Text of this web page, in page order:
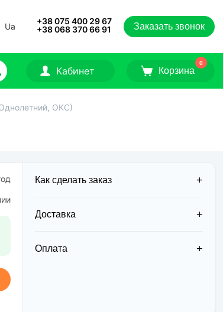
Ua
+38 075 400 29 67
+38 068 370 66 91
Заказать звонок
Кабинет Корзина
0
ОКС)
Как сделать заказ
Доставка
осуществляется двумя курьерскими
службами:
Оплата